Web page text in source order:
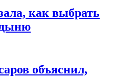
как выбрать
объяснил,